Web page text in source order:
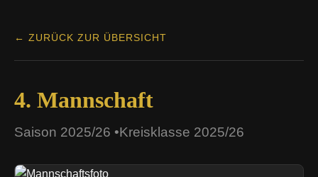
← ZURÜCK ZUR ÜBERSICHT
4. Mannschaft
Saison 2025/26 •Kreisklasse 2025/26